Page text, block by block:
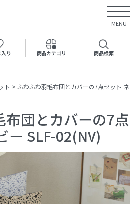
MENU
り 商品カテゴリ 商品検索
ト > ふわふわ羽毛布団とカバーの7点セット ネ
布団とカバーの7点
ー SLF-02(NV)